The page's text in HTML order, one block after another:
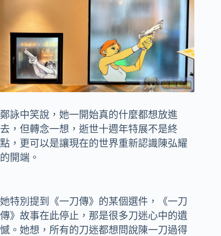
鄭詠中笑說，她一開始真的什麼都想放進
去，但轉念一想，逝世十週年特展不是終
點，更可以是讓現在的世界重新認識陳弘耀
的開端。
她特別提到《一刀傳》的某個選件，《一刀
傳》故事在此停止，那是很多刀迷心中的遺
憾。她想，所有的刀迷都想問說陳一刀過得